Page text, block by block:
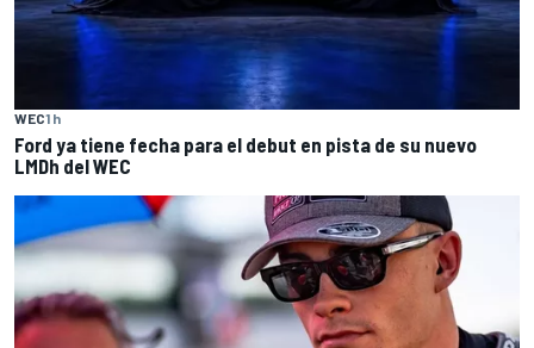
WEC1 h
Ford ya tiene fecha para el debut en pista de su nuevo
LMDh del WEC